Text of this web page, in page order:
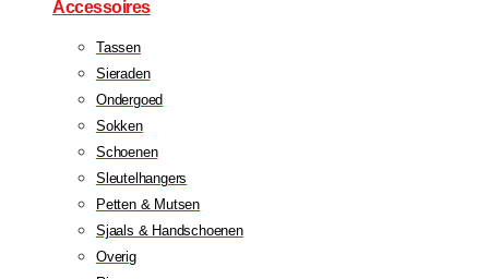
Accessoires
Tassen
Sieraden
Ondergoed
Sokken
Schoenen
Sleutelhangers
Petten & Mutsen
Sjaals & Handschoenen
Overig